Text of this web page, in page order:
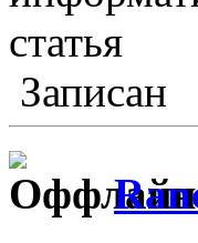
статья
Записан